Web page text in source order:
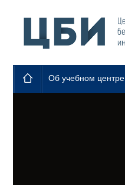
Об учебном центре